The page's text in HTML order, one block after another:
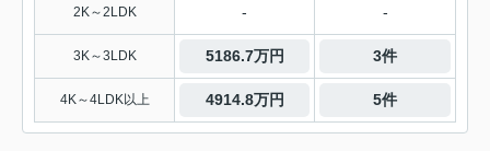
2K～2LDK - -
3K～3LDK 5186.7万円 3件
4K～4LDK以上 4914.8万円 5件